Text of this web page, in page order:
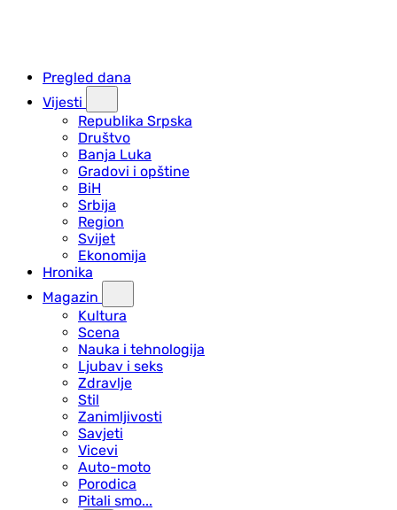
Pregled dana
Vijesti
Republika Srpska
Društvo
Banja Luka
Gradovi i opštine
BiH
Srbija
Region
Svijet
Ekonomija
Hronika
Magazin
Kultura
Scena
Nauka i tehnologija
Ljubav i seks
Zdravlje
Stil
Zanimljivosti
Savjeti
Vicevi
Auto-moto
Porodica
Pitali smo...